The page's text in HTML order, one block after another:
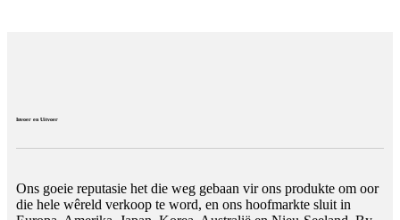
Invoer en Uitvoer
Ons goeie reputasie het die weg gebaan vir ons produkte om oor
die hele wêreld verkoop te word, en ons hoofmarkte sluit in